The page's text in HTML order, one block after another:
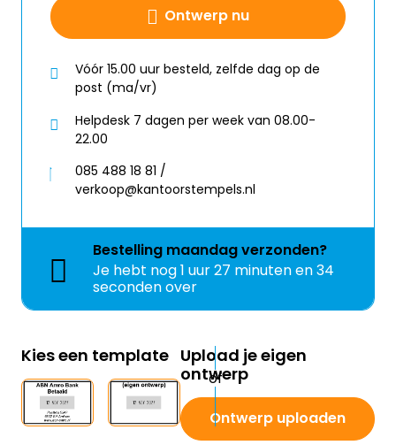
Ontwerp nu
Vóór 15.00 uur besteld, zelfde dag op de
post (ma/vr)
Helpdesk 7 dagen per week van 08.00-
22.00
085 488 18 81 /
verkoop@kantoorstempels.nl
Bestelling maandagverzonden?
Je hebt nog1 uur 27 minuten en 33
seconden over
Kies een template Upload je eigen
ontwerp
Ontwerp uploaden